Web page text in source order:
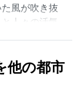
風が吹き抜
人々の活気
見舞われ
く、湿度は
他の都市